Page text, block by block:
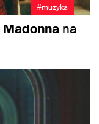
#muzyka
Madonna na